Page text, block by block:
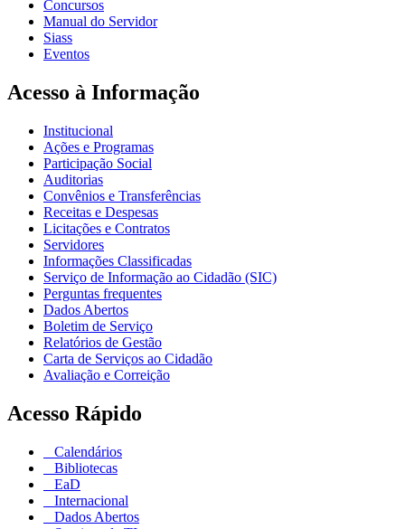
Concursos
Manual do Servidor
Siass
Eventos
Acesso à Informação
Institucional
Ações e Programas
Participação Social
Auditorias
Convênios e Transferências
Receitas e Despesas
Licitações e Contratos
Servidores
Informações Classificadas
Serviço de Informação ao Cidadão (SIC)
Perguntas frequentes
Dados Abertos
Boletim de Serviço
Relatórios de Gestão
Carta de Serviços ao Cidadão
Avaliação e Correição
Acesso Rápido
Calendários
Bibliotecas
EaD
Internacional
Dados Abertos